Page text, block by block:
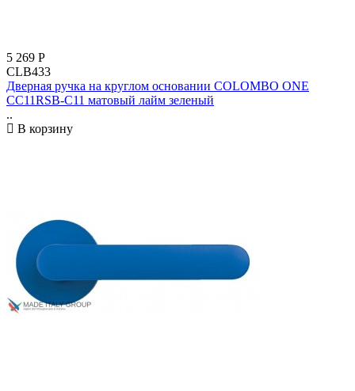
5 269 Р
CLB433
Дверная ручка на круглом основании COLOMBO ONE
CC11RSB-C11 матовый лайм зеленый
..
В корзину